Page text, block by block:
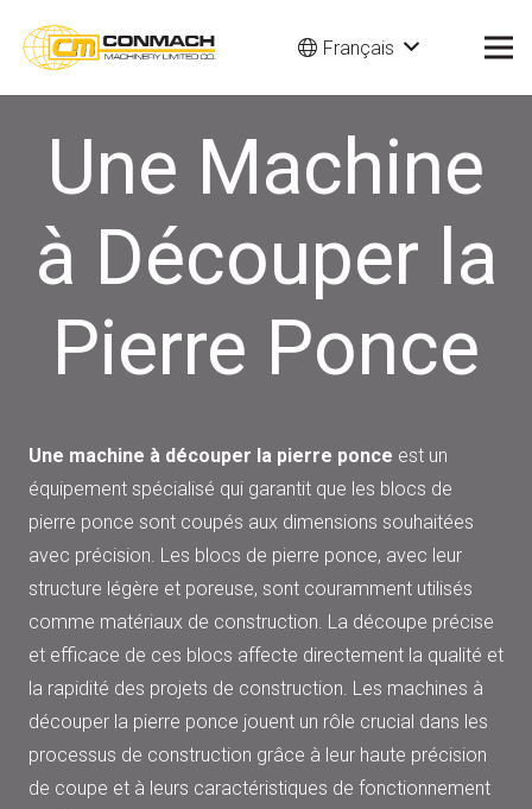
Français
Une Machine
à Découper la
Pierre Ponce
Une machine à découper la pierre ponce est un
équipement spécialisé qui garantit que les blocs de
pierre ponce sont coupés aux dimensions souhaitées
avec précision. Les blocs de pierre ponce, avec leur
structure légère et poreuse, sont couramment utilisés
comme matériaux de construction. La découpe précise
et efficace de ces blocs affecte directement la qualité et
la rapidité des projets de construction. Les machines à
découper la pierre ponce jouent un rôle crucial dans les
processus de construction grâce à leur haute précision
de coupe et à leurs caractéristiques de fonctionnement